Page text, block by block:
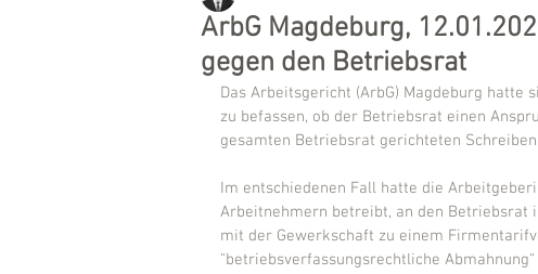
ArbG Magdeburg,
gegen den Betriebsrat
Das Arbeitsgericht (ArbG) Magdeburg hatte
zu befassen, ob der Betriebsrat einen
gesamten Betriebsrat gerichteten
Im entschiedenen Fall hatte die
Arbeitnehmern betreibt, an den Betriebsrat
mit der Gewerkschaft zu einem
"betriebsverfassungsrechtliche